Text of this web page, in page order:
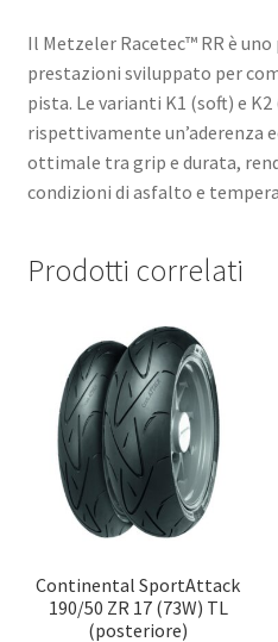
Il Metzeler Racetec™ RR è
prestazioni sviluppato per
pista. Le varianti K1 (soft) e
rispettivamente un’aderenza
ottimale tra grip e durata,
condizioni di asfalto e
Prodotti correlati
Continental SportAttack
190/50 ZR 17 (73W) TL
(posteriore)